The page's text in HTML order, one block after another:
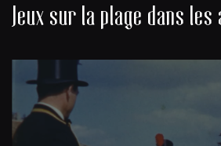
Jeux sur la plage dans les